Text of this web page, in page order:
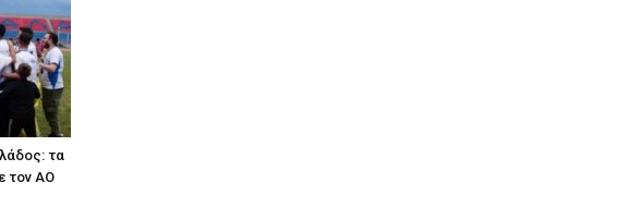
τα
τον ΑΟ